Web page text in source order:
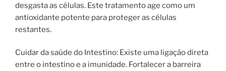
desgasta as células. Este tratamento age como um
antioxidante potente para proteger as células
restantes.
Cuidar da saúde do Intestino: Existe uma ligação direta
entre o intestino e a imunidade. Fortalecer a barreira